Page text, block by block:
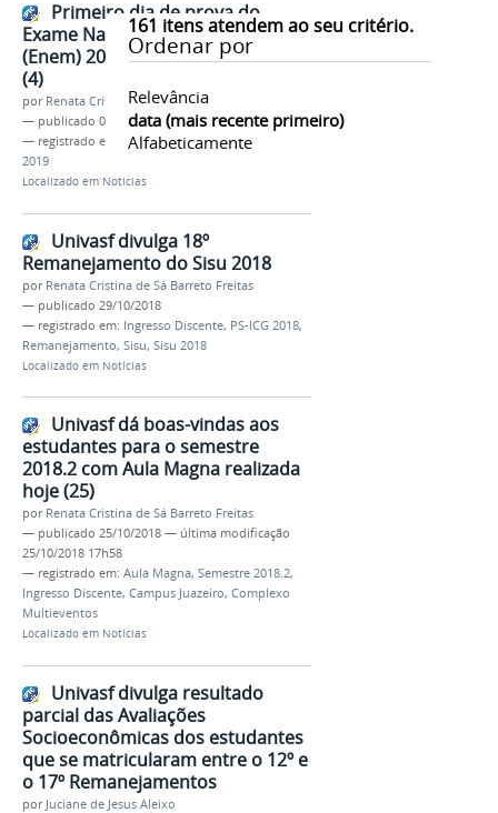
161 itens atendem ao seu critério.
Ordenar por
Relevância
data (mais recente primeiro)
Alfabeticamente
Primeiro dia de prova do
Exame Nacional do Ensino Médio
(Enem) 2018 será neste domingo
(4)
por Renata Cristina de Sá Barreto Freitas
— publicado 01/11/2018
— registrado em:
Enem,Ingresso Discente
2019
Localizado em Notícias
Univasf divulga 18º
Remanejamento do Sisu 2018
por Renata Cristina de Sá Barreto Freitas
— publicado 29/10/2018
— registrado em: Ingresso Discente, PS-ICG 2018,
Remanejamento, Sisu, Sisu 2018
Localizado em Notícias
Univasf dá boas-vindas aos
estudantes para o semestre
2018.2 com Aula Magna realizada
hoje (25)
por Renata Cristina de Sá Barreto Freitas
— publicado 25/10/2018 — última modificação
25/10/2018 17h58
— registrado em: Aula Magna, Semestre 2018.2,
Ingresso Discente, Campus Juazeiro, Complexo
Multieventos
Localizado em Notícias
Univasf divulga resultado
parcial das Avaliações
Socioeconômicas dos estudantes
que se matricularam entre o 12º e
o 17º Remanejamentos
por Juciane de Jesus Aleixo